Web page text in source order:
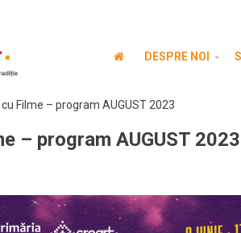
DESPRE NOI
Filme – program AUGUST 2023
– program AUGUST 2023